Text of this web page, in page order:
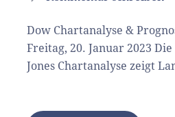
Dow Chartanalyse &
Freitag, 20. Januar 2023
Jones Chartanalyse zeigt